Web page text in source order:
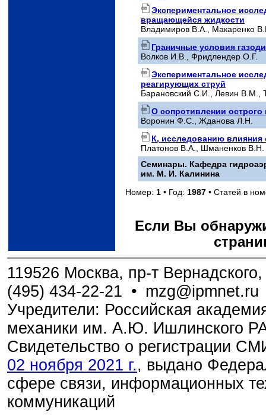
Экспериментальное
вращающейся жидкости
Владимиров В.А., Макаренко
Граничные условия
Волков И.В., Фридлендер О.Г.
Экспериментальное
реагирующих струй
Барановский С.И., Левин В.М.,
О сопротивлении острого
Воронин Ф.С., Жданова Л.Н.
К, исследованию влияния
Платонов В.А., Шманенков В.Н.
Семинары. Кафедра
им. М. И. Калинина
Номер: 1 • Год: 1987 • Статей в
Если Вы
119526 Москва, пр-т
(495) 434-22-21 • mzg@ipmnet.ru
Учредители: Российская
механики им. А.Ю. Ишлинского
Свидетельство о регистрации
02 ноября 2021 г., выдано
сфере связи, информационных
коммуникаций